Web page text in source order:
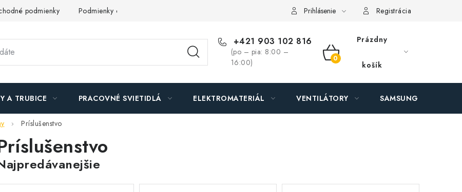
podmienky Podmienky ochrany osobných údajov O nás - MEGALED & JANTON Zákamenné Zľavy pre profíkov
Prihlásenie Registrácia
+421 903 102 816
(po – pia: 8:00 –
16:00)
NÁKUPNÝ
KOŠÍK
Prázdny
košík
A TRUBICE PRACOVNÉ SVIETIDLÁ ELEKTROMATERIÁL VENTILÁTORY SAMSUNG SVIETIDLÁ
Príslušenstvo